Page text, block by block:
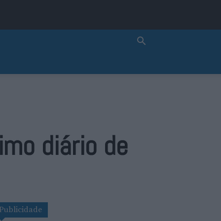
diário de
Publicidade